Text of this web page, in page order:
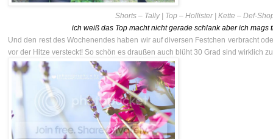
Shorts – Tally | Top – Hollister | Kette – Def-
ich weiß das Top macht nicht gerade schlank aber ich mags
Und den rest des Wochenendes haben wir auf diversen Festchen verbracht
vor der Hitze versteckt! So schön es draußen auch blüht 30 Grad sind wirklich